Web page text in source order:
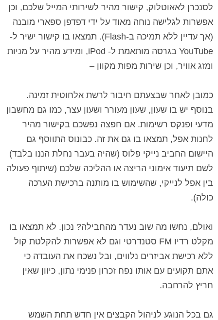
לסנכרן לאאוטלוק, קישור מהיר לשירותי המייל שלכם, וכן
אפשרות לגלישה נוחה מאוד על ידי דפדפן ספארי מובנה
(אך עדיין ללא תמיכה ב-Flash). תמצאו בו קישור ישיר ל-
YouTube בגרסה מותאמת ל- iPod, ומידע מהיר על מניות
ומזג אוויר, וכן שירות מפות מקוון –
כמובן לאחר שבצעתם חיבור לרשת אלחוטית זמינה.
בנוסף יש בו שעון, שעון מעורר ושעון עצר, כמו גם מחשבון
מדעי ופנקס רשימות. אם חפצה נפשכם בקישור מהיר
לחנות אפל, תמצאו בו גם את זה. כבונוס התווסף גם
היישום החביב נייקי פלוס (שהיה בעבר נחלת הננו בלבד)
לשם תיעוד אימוני הריצה או ההליכה שלכם (שיתוף פעולה
בין אפל לנייקי, שהשימוש בו מותנה ברכישת הערכה
כולה).
ואולם, נחשו מה שוב נעדר מהחבילה? נכון. לא תמצאו בו
מקלט רדיו FM סטנדרטי וגם לא אפשרות להקלטת קול
ללא רכישת אביזרים נלווים, ובל נשכח את העובדה כי
אתם תקועים עם אותו נפח זכרון פנימי נתון, כיוון שאין
חריץ להרחבה.
גם בכל הנוגע לניהול הקבצים אין חדש תחת השמש